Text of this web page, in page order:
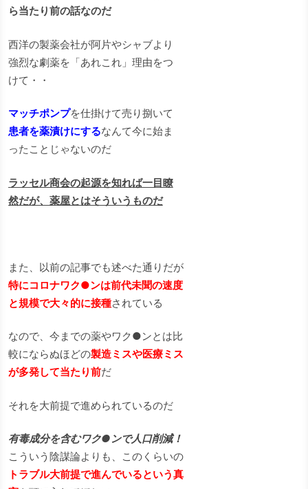
ら当たり前の話なのだ
西洋の製薬会社が阿片やシャブより
強烈な劇薬を「あれこれ」理由をつ
けて・・
マッチポンプを仕掛けて売り捌いて
患者を薬漬けにするなんて今に始ま
ったことじゃないのだ
ラッセル商会の起源を知れば一目瞭
然だが、薬屋とはそういうものだ
また、以前の記事でも述べた通りだが
特にコロナワク●ンは前代未聞の速度
と規模で大々的に接種されている
なので、今までの薬やワク●ンとは比
較にならぬほどの製造ミスや医療ミス
が多発して当たり前だ
それを大前提で進められているのだ
有毒成分を含むワク●ンで人口削減！
こういう陰謀論よりも、このくらいの
トラブル大前提で進んでいるという真